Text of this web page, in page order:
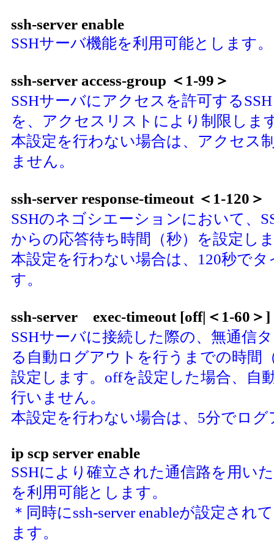
ssh-server enable
SSHサーバ機能を利用可能とします。
ssh-server access-group ＜1-99＞
SSHサーバにアクセスを許可する
を、アクセスリストにより制限しま
本設定を行わない場合は、アクセス
ません。
ssh-server response-timeout ＜1-120＞
SSHのネゴシエーションにおいて、
からの応答待ち時間（秒）を設定し
本設定を行わない場合は、120秒で
す。
ssh-server exec-timeout [off|＜1-60＞]
SSHサーバに接続した際の、無通信
る自動ログアウトを行うまでの時間
設定します。offを設定した場合、自
行いません。
本設定を行わない場合は、5分でロ
ip scp server enable
SSHにより確立された通信路を用い
を利用可能とします。
＊同時にssh-server enableが設定され
ます。